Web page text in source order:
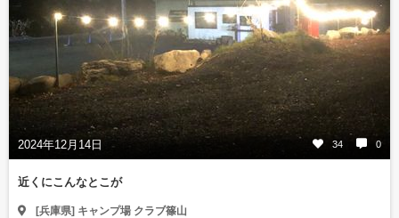
2024年12月14日 34 0
近くにこんなとこが
[兵庫県] キャンプ場 クラブ篠山